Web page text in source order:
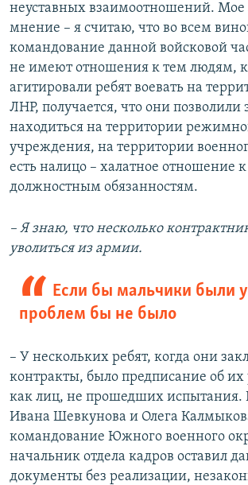
неуставных взаимоотношений. Мое
мнение – я считаю, что во всем
командование данной войсковой
не имеют отношения к тем людям,
агитировали ребят воевать на
ЛНР, получается, что они
находиться на территории
учреждения, на территории
есть налицо – халатное отношение
должностным обязанностям.
– Я знаю, что несколько
уволиться из армии.
Если бы мальчики были
проблем бы не было
– У нескольких ребят, когда они
контракты, было предписание об
как лиц, не прошедших испытания.
Ивана Шевкунова и Олега
командование Южного военного
начальник отдела кадров оставил
документы без реализации,